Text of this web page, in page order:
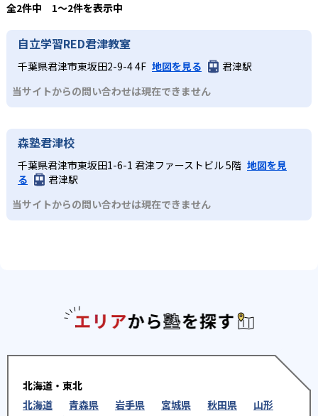
全2件中 1〜2件を表示中
自立学習RED君津教室
千葉県君津市東坂田2-9-4 4F 地図を見る
君津駅
当サイトからの問い合わせは現在できません
森塾君津校
千葉県君津市東坂田1-6-1 君津ファーストビル 5階 地図を見
る
君津駅
当サイトからの問い合わせは現在できません
北海道・東北
北海道
青森県 岩手県 宮城県 秋田県
山形